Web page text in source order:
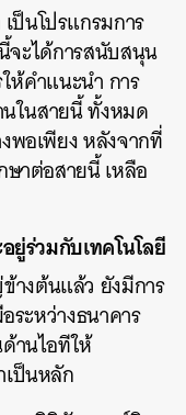
ป็นโปรแกรมการ
จะได้การสนับสนุน
ห้คำแนะนำ การ
นในสายนี้ ทั้งหมด
พอเพียง หลังจากที่
าต่อสายนี้ เหลือ
ยู่ร่วมกับเทคโนโลยี
างต้นแล้ว ยังมีการ
ระหว่างธนาคาร
านไอทีให้
ป็นหลัก